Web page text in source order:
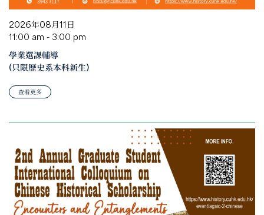
2026年08月11日
11:00 am - 3:00 pm
學業選課輔導
(只限歷史系本科新生)
查看更多